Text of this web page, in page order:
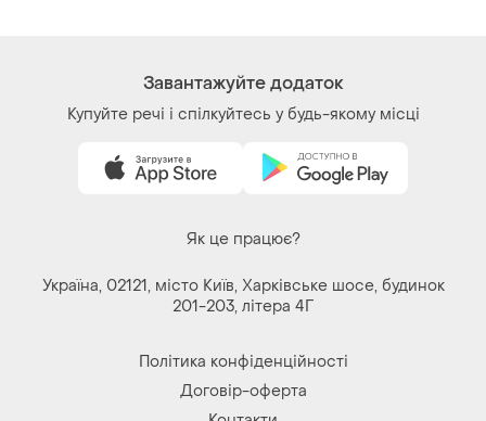
Завантажуйте додаток
Купуйте речі і спілкуйтесь у будь-якому місці
Як це працює?
Україна, 02121, місто Київ, Харківське шосе, будинок
201-203, літера 4Г
Політика конфіденційності
Договір-оферта